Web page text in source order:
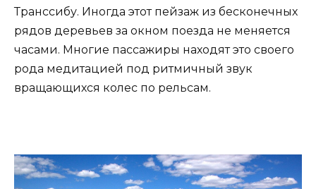
Транссибу. Иногда этот пейзаж из бесконечных
рядов деревьев за окном поезда не меняется
часами. Многие пассажиры находят это своего
рода медитацией под ритмичный звук
вращающихся колес по рельсам.